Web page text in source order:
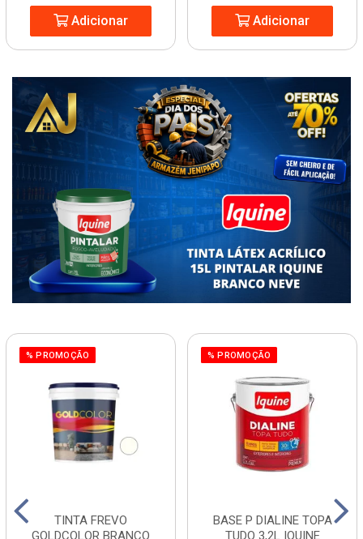
Adicionar Adicionar
% PROMOÇÃO
TINTA FREVO
GOLDCOLOR BRANCO
% PROMOÇÃO
BASE P DIALINE TOPA
TUDO 3,2L IQUINE